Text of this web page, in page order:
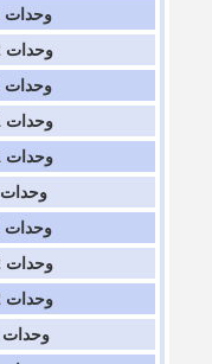
وحدات PLC 6ES5848-6GC31
وحدات PLC 6ES5782-8MA12
وحدات PLC 6ES5788-8MA11
وحدات PLC 6ES5464-8MG11
وحدات PLC 6ES5464-8MA21
وحدات PLC 6ES5450-8FA11
وحدات PLC 6ES5461-8MA11
وحدات PLC 6ES5440-8MA22
وحدات PLC 6ES5440-8MA12
وحدات PLC 6ES5760-0AA11